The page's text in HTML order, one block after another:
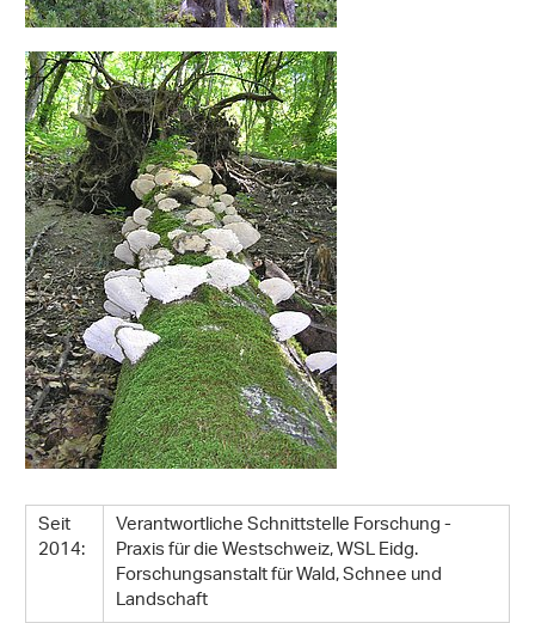
Seit
2014:
Verantwortliche Schnittstelle Forschung -
Praxis für die Westschweiz, WSL Eidg.
Forschungsanstalt für Wald, Schnee und
Landschaft